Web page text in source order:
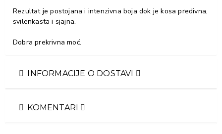
Rezultat je postojana i intenzivna boja dok je kosa predivna,
svilenkasta i sjajna.
Dobra prekrivna moć.
INFORMACIJE O DOSTAVI
KOMENTARI